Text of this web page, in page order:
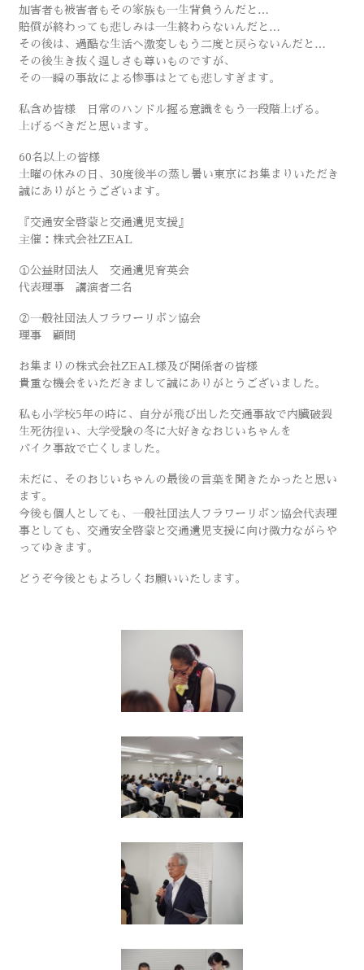
加害者も被害者もその家族も一生背負うんだと…
賠償が終わっても悲しみは一生終わらないんだと…
その後は、過酷な生活へ激変しもう二度と戻らないんだと…
その後生き抜く逞しさも尊いものですが、
その一瞬の事故による惨事はとても悲しすぎます。
私含め皆様 日常のハンドル握る意識をもう一段階上げる。
上げるべきだと思います。
60名以上の皆様
土曜の休みの日、30度後半の蒸し暑い東京にお集まりいただき
誠にありがとうございます。
『交通安全啓蒙と交通遺児支援』
主催：株式会社ZEAL
①公益財団法人 交通遺児育英会
代表理事 講演者二名
②一般社団法人フラワーリボン協会
理事 顧問
お集まりの株式会社ZEAL様及び関係者の皆様
貴重な機会をいただきまして誠にありがとうございました。
私も小学校5年の時に、自分が飛び出した交通事故で内臓破裂
生死彷徨い、大学受験の冬に大好きなおじいちゃんを
バイク事故で亡くしました。
未だに、そのおじいちゃんの最後の言葉を聞きたかったと思い
ます。
今後も個人としても、一般社団法人フラワーリボン協会代表理
事としても、交通安全啓蒙と交通遺児支援に向け微力ながらや
ってゆきます。
どうぞ今後ともよろしくお願いいたします。